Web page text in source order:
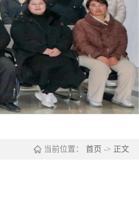
当前位置： 首页 -> 正文